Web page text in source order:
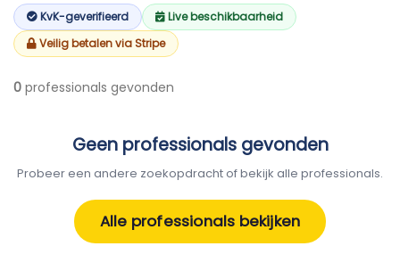
KvK-geverifieerd
Live beschikbaarheid
Veilig betalen via Stripe
0 professionals gevonden
Geen professionals gevonden
Probeer een andere zoekopdracht of bekijk alle professionals.
Alle professionals bekijken